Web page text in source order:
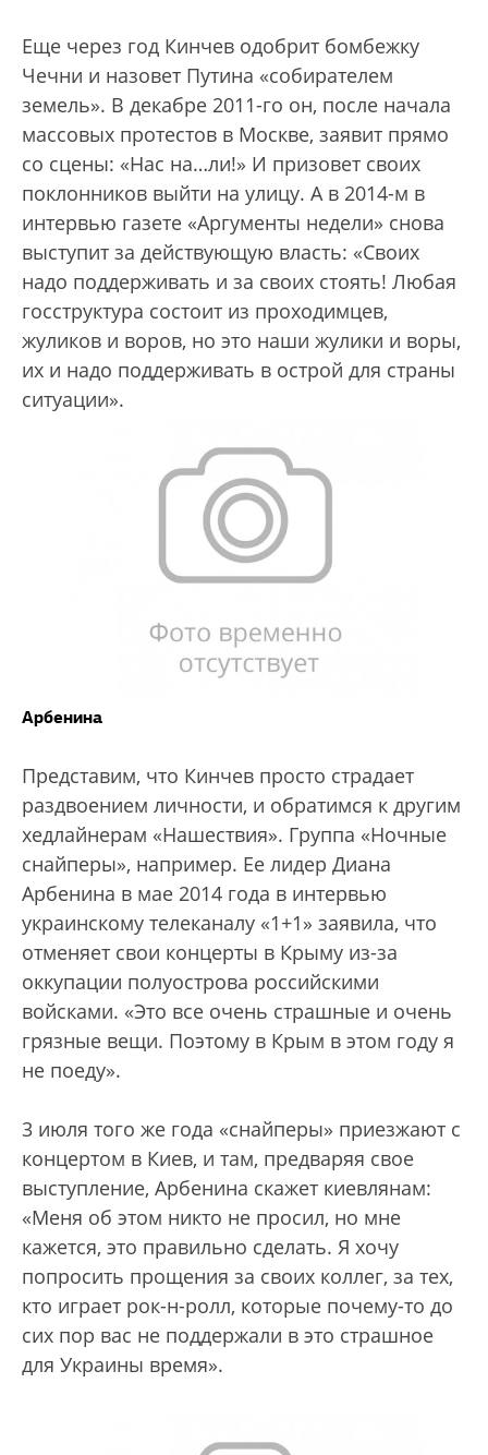
Еще через год Кинчев одобрит бомбежку
Чечни и назовет Путина «собирателем
земель». В декабре 2011-го он, после начала
массовых протестов в Москве, заявит прямо
со сцены: «Нас на…ли!» И призовет своих
поклонников выйти на улицу. А в 2014-м в
интервью газете «Аргументы недели» снова
выступит за действующую власть: «Своих
надо поддерживать и за своих стоять! Любая
госструктура состоит из проходимцев,
жуликов и воров, но это наши жулики и воры,
их и надо поддерживать в острой для страны
ситуации».
Арбенина
Представим, что Кинчев просто страдает
раздвоением личности, и обратимся к другим
хедлайнерам «Нашествия». Группа «Ночные
снайперы», например. Ее лидер Диана
Арбенина в мае 2014 года в интервью
украинскому телеканалу «1+1» заявила, что
отменяет свои концерты в Крыму из-за
оккупации полуострова российскими
войсками. «Это все очень страшные и очень
грязные вещи. Поэтому в Крым в этом году я
не поеду».
3 июля того же года «снайперы» приезжают с
концертом в Киев, и там, предваряя свое
выступление, Арбенина скажет киевлянам:
«Меня об этом никто не просил, но мне
кажется, это правильно сделать. Я хочу
попросить прощения за своих коллег, за тех,
кто играет рок-н-ролл, которые почему-то до
сих пор вас не поддержали в это страшное
для Украины время».